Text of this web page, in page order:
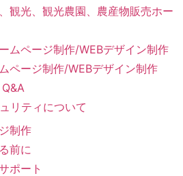
観光、観光農園、農産物販売ホー
ムページ制作/WEBデザイン制作
ページ制作/WEBデザイン制作
リティについて
制作
前に
ポート